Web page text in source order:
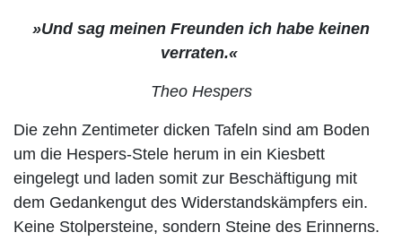
»Und sag meinen Freunden ich habe keinen
verraten.«
Theo Hespers
Die zehn Zentimeter dicken Tafeln sind am Boden
um die Hespers-Stele herum in ein Kiesbett
eingelegt und laden somit zur Beschäftigung mit
dem Gedankengut des Widerstandskämpfers ein.
Keine Stolpersteine, sondern Steine des Erinnerns.